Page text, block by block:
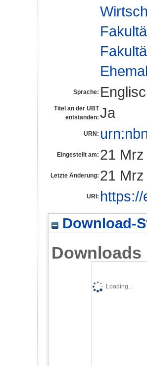
Sprache:
Titel an der UBT
entstanden: Ja
URN:
Eingestellt am: 21
Letzte Änderung: 21
URI:
Download-
Downloads
Loading...